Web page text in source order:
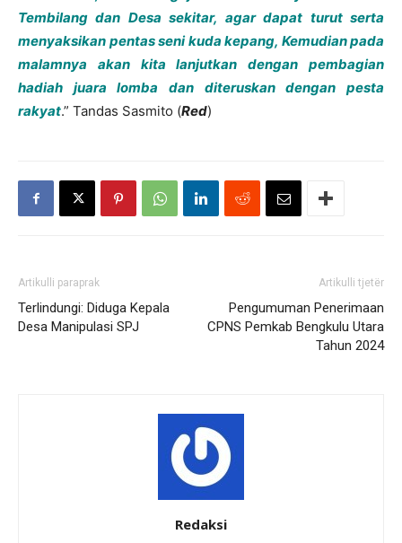
Tembilang dan Desa sekitar, agar dapat turut serta
menyaksikan pentas seni kuda kepang, Kemudian pada
malamnya akan kita lanjutkan dengan pembagian
hadiah juara lomba dan diteruskan dengan pesta
rakyat.” Tandas Sasmito (Red)
Artikulli paraprak
Terlindungi: Diduga Kepala
Desa Manipulasi SPJ
Artikulli tjetër
Pengumuman Penerimaan
CPNS Pemkab Bengkulu Utara
Tahun 2024
Redaksi